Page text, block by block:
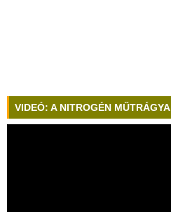
VIDEÓ: A NITROGÉN MŰTRÁGYA